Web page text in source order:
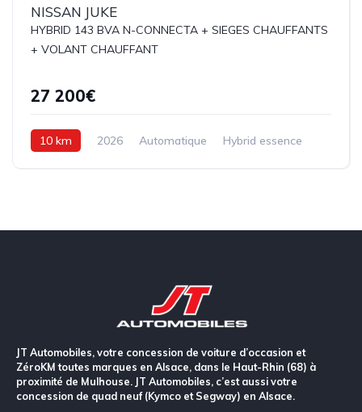
NISSAN JUKE
HYBRID 143 BVA N-CONNECTA + SIEGES CHAUFFANTS
+ VOLANT CHAUFFANT
27 200€
10 km 2026 Automatique
Hybrid essence
JT Automobiles, votre concession de voiture d’occasion et
ZéroKM toutes marques en Alsace, dans le Haut-Rhin (68) à
proximité de Mulhouse. JT Automobiles, c’est aussi votre
concession de quad neuf (Kymco et Segway) en Alsace.